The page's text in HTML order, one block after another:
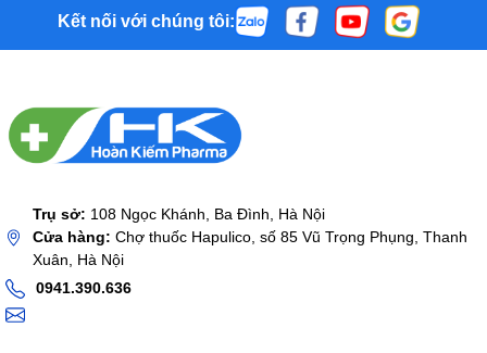
Kết nối với chúng tôi:
Trụ sở: 108 Ngọc Khánh, Ba Đình, Hà Nội
Cửa hàng: Chợ thuốc Hapulico, số 85 Vũ Trọng Phụng, Thanh
Xuân, Hà Nội
0941.390.636